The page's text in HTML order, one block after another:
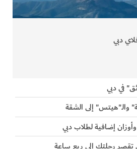
دبي
في دبي
والـ"هيتس" إلى الشقة
إضافية لطلاب دبي